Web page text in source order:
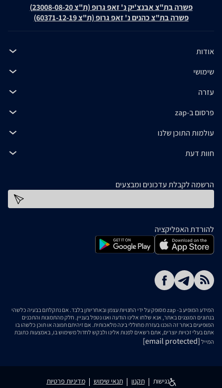
פשרה בת"צ אבנצ'יק נ' זאפ גרופ (ת"צ 23008-08-20)
פשרה בת"צ כהנים נ' זאפ גרופ (ת"צ 60371-12-19)
אודות
שימושי
עזרה
פרסום ב-zap
עולמות התוכן שלנו
חוות דעת
הרשמה לקבלת עדכונים ומבצעים
להורדת האפליקציה
המידע המופיע ב- zap מסופק על ידי החנויות עצמן ובאחריותן בלבד. אם נתקלתם בבעיה כלשהי
בנתונים המוצגים באתר, אנא שלחו אלינו הודעה ואנו נטפל בעניין. חלק מהתמונות והתכנים
המופיעים באתר זה הוכנו בעזרת מחוללי בינה מלאכותית. אם זיהיתם תמונה או תוכן כלשהו בו
אתם בעלי זכויות יוצרים, אתם רשאים לפנות אלינו ולבקש לחדול משימוש בו, באמצעות כתובת
המייל [email protected]
נגישות תקנון תנאי שימוש מדיניות פרטיות